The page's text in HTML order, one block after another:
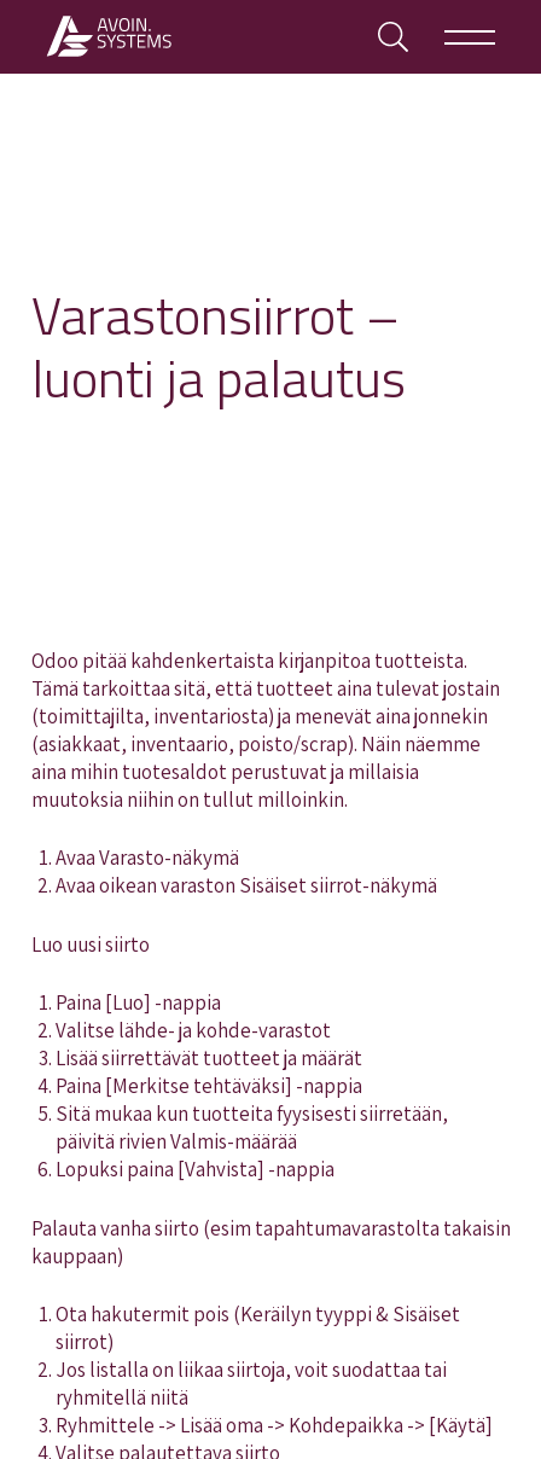
Varastonsiirrot –
luonti ja palautus
Odoo pitää kahdenkertaista kirjanpitoa tuotteista.
Tämä tarkoittaa sitä, että tuotteet aina tulevat jostain
(toimittajilta, inventariosta) ja menevät aina jonnekin
(asiakkaat, inventaario, poisto/scrap). Näin näemme
aina mihin tuotesaldot perustuvat ja millaisia
muutoksia niihin on tullut milloinkin.
Avaa Varasto-näkymä
Avaa oikean varaston Sisäiset siirrot-näkymä
Luo uusi siirto
Paina [Luo] -nappia
Valitse lähde- ja kohde-varastot
Lisää siirrettävät tuotteet ja määrät
Paina [Merkitse tehtäväksi] -nappia
Sitä mukaa kun tuotteita fyysisesti siirretään,
päivitä rivien Valmis-määrää
Lopuksi paina [Vahvista] -nappia
Palauta vanha siirto (esim tapahtumavarastolta takaisin
kauppaan)
Ota hakutermit pois (Keräilyn tyyppi & Sisäiset
siirrot)
Jos listalla on liikaa siirtoja, voit suodattaa tai
ryhmitellä niitä
Ryhmittele -> Lisää oma -> Kohdepaikka -> [Käytä]
Valitse palautettava siirto